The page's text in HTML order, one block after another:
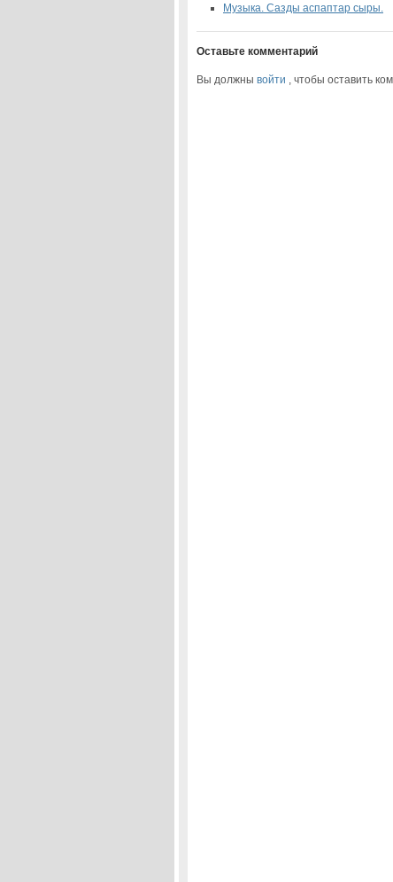
Музыка. Сазды аспаптар сыры.
Оставьте комментарий
Вы должны войти , чтобы оставить